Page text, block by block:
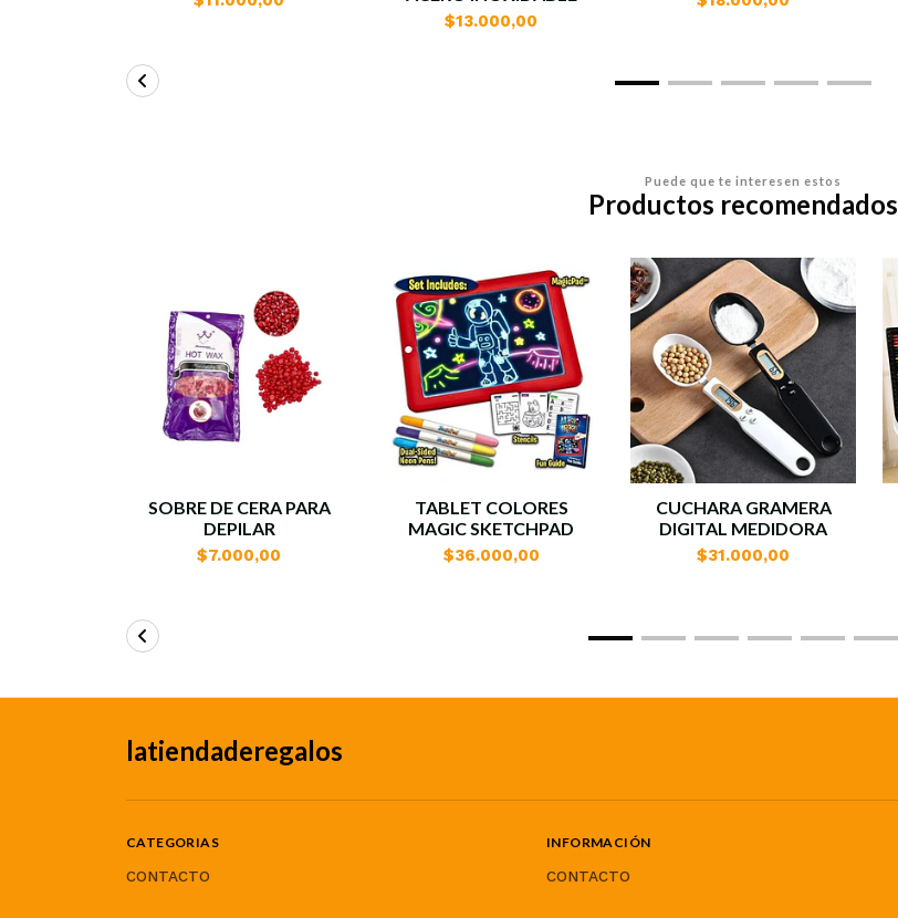
$13.000,00
Puede que te interesen estos
Productos recomendados
SOBRE DE CERA PARA
DEPILAR
$7.000,00
TABLET COLORES
MAGIC SKETCHPAD
$36.000,00
CUCHARA GRAMERA
DIGITAL MEDIDORA
$31.000,00
latiendaderegalos
CATEGORIAS
CONTACTO
INFORMACIÓN
CONTACTO